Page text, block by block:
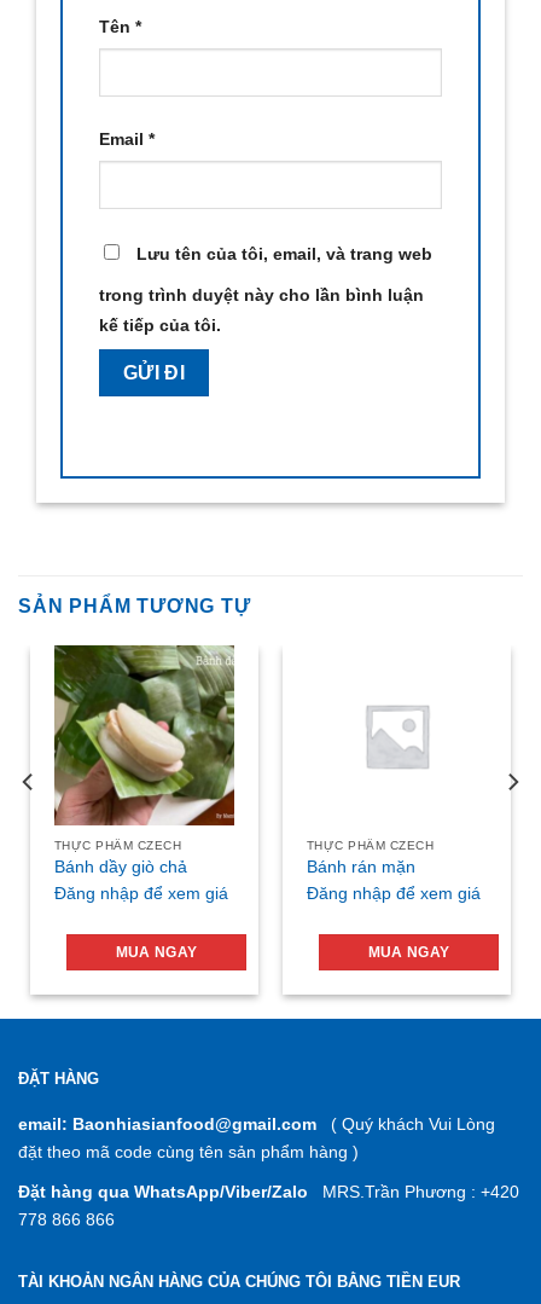
Tên *
Email *
Lưu tên của tôi, email, và trang web
trong trình duyệt này cho lần bình luận
kế tiếp của tôi.
SẢN PHẨM TƯƠNG TỰ
THỰC PHẨM CZECH
Bánh dầy giò chả
Đăng nhập để xem giá
MUA NGAY
THỰC PHẨM CZECH
Bánh rán mặn
Đăng nhập để xem giá
MUA NGAY
ĐẶT HÀNG
email: Baonhiasianfood@gmail.com ( Quý khách Vui Lòng
đặt theo mã code cùng tên sản phẩm hàng )
Đặt hàng qua WhatsApp/Viber/Zalo MRS.Trần Phương : +420
778 866 866
TÀI KHOẢN NGÂN HÀNG CỦA CHÚNG TÔI BẰNG TIỀN EUR